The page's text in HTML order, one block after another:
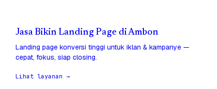
Jasa Bikin Landing Page di Ambon
Landing page konversi tinggi untuk iklan & kampanye —
cepat, fokus, siap closing.
Lihat layanan →